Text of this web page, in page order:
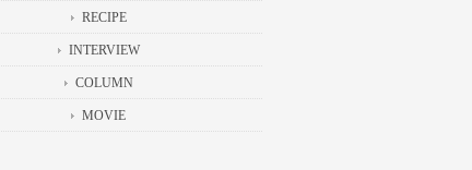
RECIPE
INTERVIEW
COLUMN
MOVIE